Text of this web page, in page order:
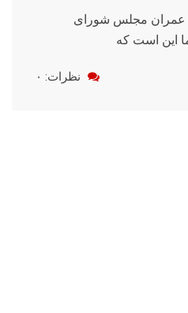
عمران مجلس شورای
این است که
نظرات: ۰